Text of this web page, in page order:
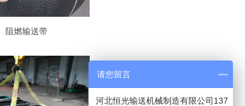
阻燃输送带
请您留言
河北恒光输送机械制造有限公司137